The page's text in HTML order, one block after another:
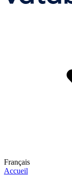
Français
Accueil